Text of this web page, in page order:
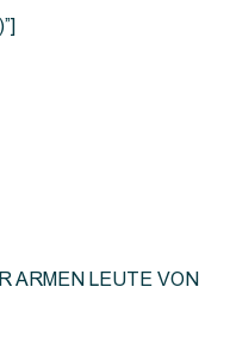
ARMEN LEUTE VON